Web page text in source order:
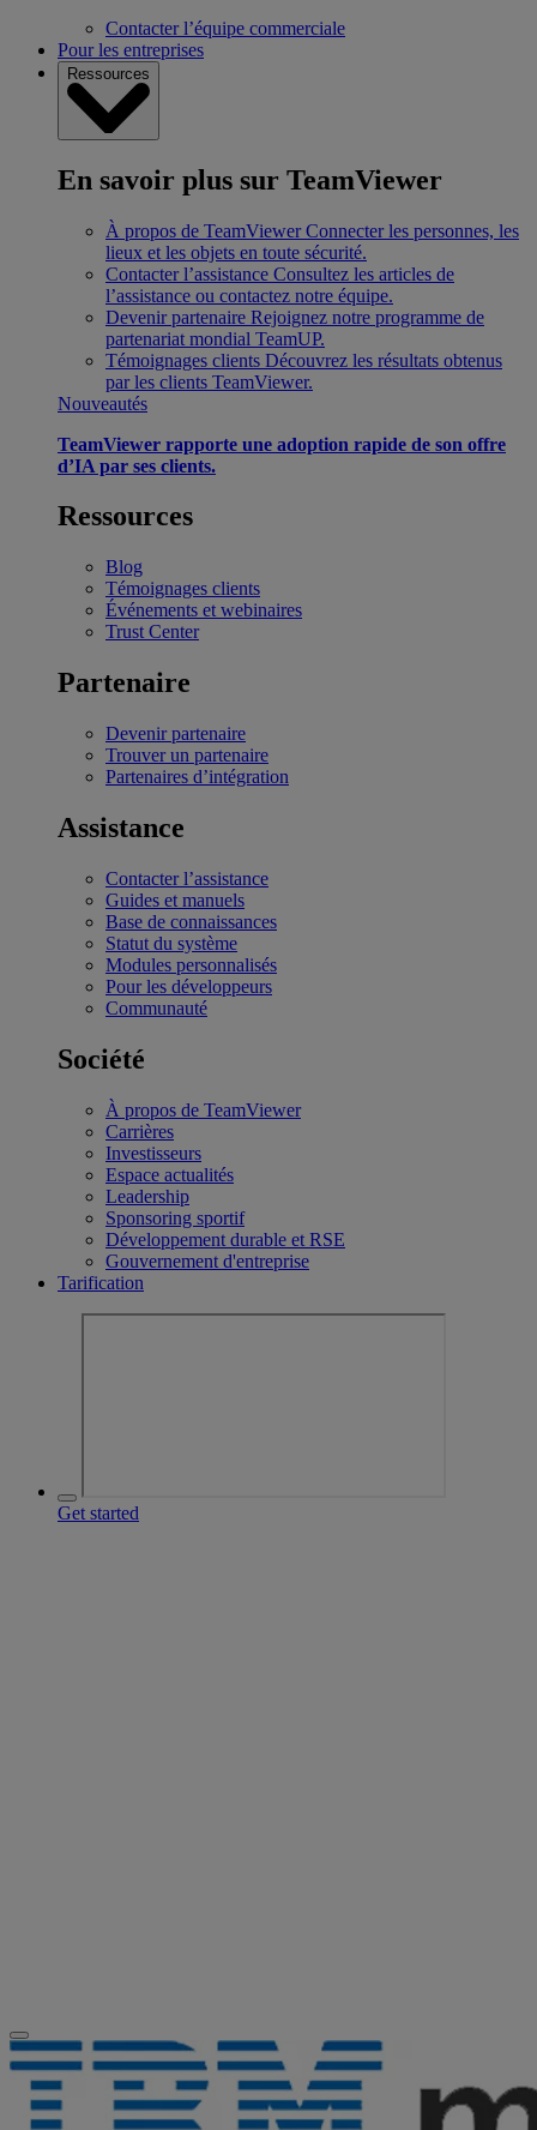
Contacter l’équipe commerciale
Pour les entreprises
Ressources
En savoir plus sur TeamViewer
À propos de TeamViewer Connecter les personnes, les
lieux et les objets en toute sécurité.
Contacter l’assistance Consultez les articles de
l’assistance ou contactez notre équipe.
Devenir partenaire Rejoignez notre programme de
partenariat mondial TeamUP.
Témoignages clients Découvrez les résultats obtenus
par les clients TeamViewer.
Nouveautés
TeamViewer rapporte une adoption rapide de son offre
d’IA par ses clients.
Ressources
Blog
Témoignages clients
Événements et webinaires
Trust Center
Partenaire
Devenir partenaire
Trouver un partenaire
Partenaires d’intégration
Assistance
Contacter l’assistance
Guides et manuels
Base de connaissances
Statut du système
Modules personnalisés
Pour les développeurs
Communauté
Société
À propos de TeamViewer
Carrières
Investisseurs
Espace actualités
Leadership
Sponsoring sportif
Développement durable et RSE
Gouvernement d'entreprise
Tarification
Get started